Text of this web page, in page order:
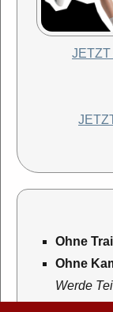
JETZT
Ohne
Ohne
Werde